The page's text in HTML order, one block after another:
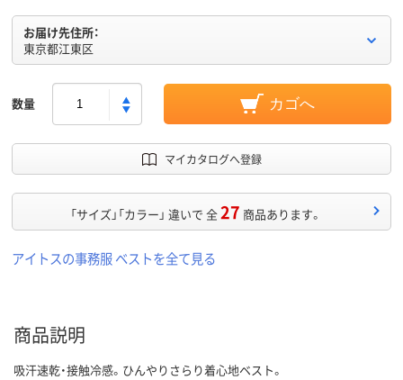
お届け先住所：
東京都江東区
数量 カゴへ
マイカタログへ登録
「サイズ」「カラー」 違いで 全27 商品あります。
アイトスの事務服 ベストを全て見る
商品説明
吸汗速乾・接触冷感。ひんやりさらり着心地ベスト。